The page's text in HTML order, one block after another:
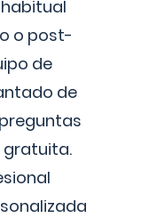
o post-
de
de